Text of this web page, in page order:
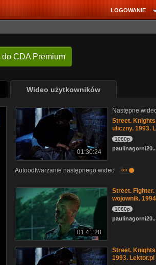
LOGOWANIE
do CDA Premium
Wideo użytkowników
01:30:24
Następne
Street.
uliczny. 1993.
1080p
Autoodtwarzanie następnego wideo on
01:41:28
Street. Fighter.
wojownik.
1080p
Street.
1993. Lektor.pl